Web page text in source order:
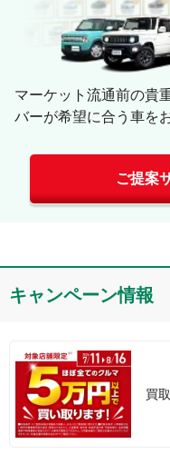
マーケット流通前の貴
バーが希望に合う車を
ご提案
キャンペーン情報
買